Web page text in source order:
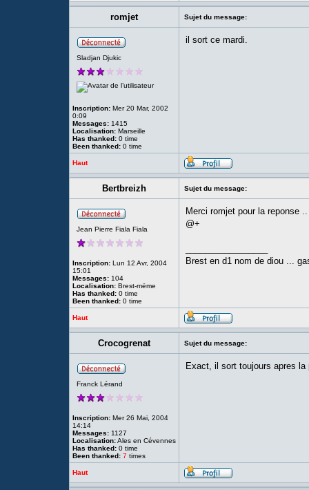
romjet Sujet du message:
Sladjan Djukic
Inscription: Mer 20 Mar, 2002
0:09
Messages: 1415
Localisation: Marseille
Has thanked: 0 time
Been thanked: 0 time
il sort ce mardi.
Haut
Bertbreizh Sujet du message:
Jean Pierre Fiala Fiala
Inscription: Lun 12 Avr, 2004
15:01
Messages: 104
Localisation: Brest-mëme
Has thanked: 0 time
Been thanked: 0 time
Merci romjet pour la reponse ..
@+
Brest en d1 nom de diou ...
Haut
Crocogrenat Sujet du message:
Franck Lérand
Inscription: Mer 26 Mai, 2004
14:14
Messages: 1127
Localisation:Ales en Cévennes
Has thanked: 0 time
Been thanked: 7 times
Exact, il sort toujours apres la
Haut